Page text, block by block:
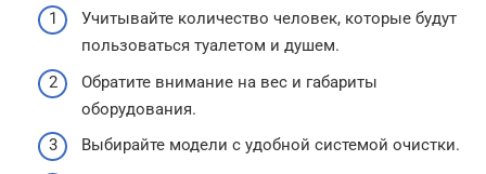
Учитывайте количество человек, которые будут
пользоваться туалетом и душем.
Обратите внимание на вес и габариты
оборудования.
Выбирайте модели с удобной системой очистки.